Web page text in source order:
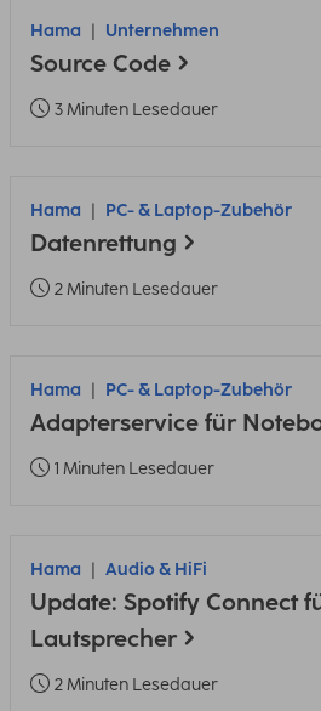
Hama Unternehmen
Source Code
3 Minuten Lesedauer
Hama PC- & Laptop-Zubehör
Datenrettung
2 Minuten Lesedauer
Hama PC- & Laptop-Zubehör
Adapterservice für
1 Minuten Lesedauer
Hama Audio & HiFi
Update: Spotify Connect
Lautsprecher
2 Minuten Lesedauer